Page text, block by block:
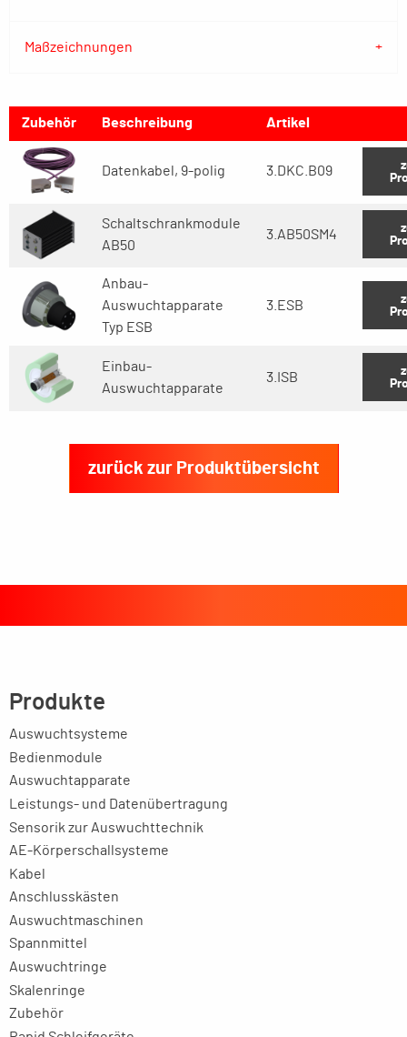
Maßzeichnungen
Zubehör Beschreibung Artikel
Datenkabel, 9-polig 3.DKC.B09
Schaltschrankmodule
AB50
3.AB50SM4
Anbau-
Auswuchtapparate
Typ ESB
3.ESB
Einbau-
Auswuchtapparate
3.ISB
zurück zur Produktübersicht
Produkte
Auswuchtsysteme
Bedienmodule
Auswuchtapparate
Leistungs- und Datenübertragung
Sensorik zur Auswuchttechnik
AE-Körperschallsysteme
Kabel
Anschlusskästen
Auswuchtmaschinen
Spannmittel
Auswuchtringe
Skalenringe
Zubehör